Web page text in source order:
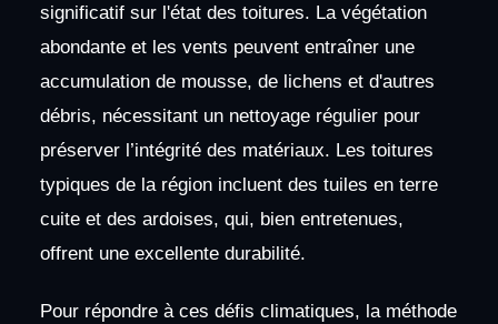
significatif sur l'état des toitures. La végétation
abondante et les vents peuvent entraîner une
accumulation de mousse, de lichens et d'autres
débris, nécessitant un nettoyage régulier pour
préserver l’intégrité des matériaux. Les toitures
typiques de la région incluent des tuiles en terre
cuite et des ardoises, qui, bien entretenues,
offrent une excellente durabilité.
Pour répondre à ces défis climatiques, la méthode